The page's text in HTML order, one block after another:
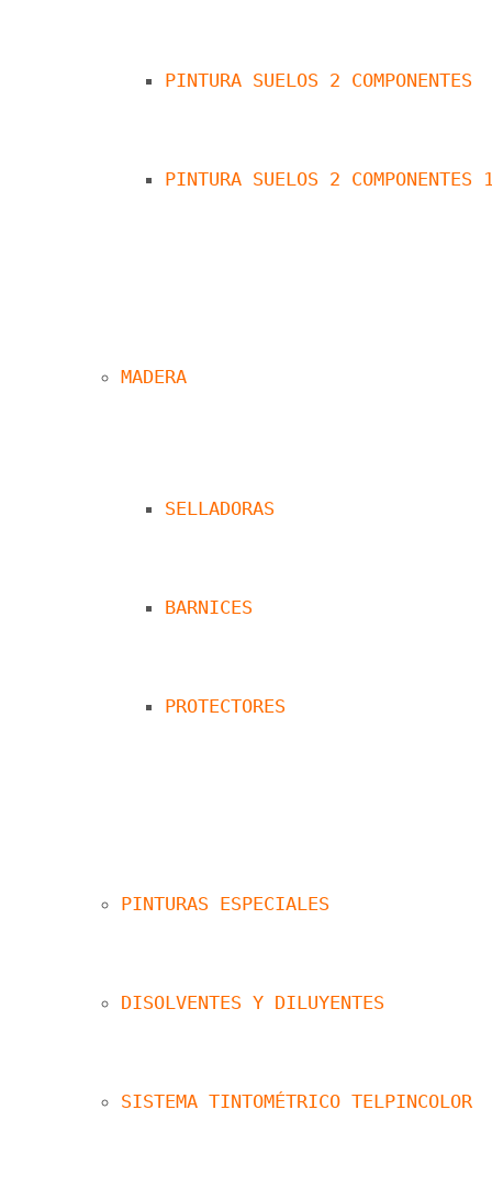
PINTURA SUELOS 2 COMPONENTES
PINTURA SUELOS 2 COMPONENTES
MADERA
SELLADORAS
BARNICES
PROTECTORES
PINTURAS ESPECIALES
DISOLVENTES Y DILUYENTES
SISTEMA TINTOMÉTRICO TELPINCOLOR